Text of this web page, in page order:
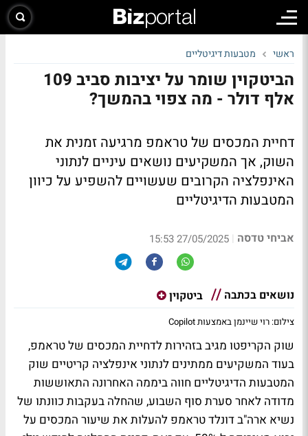
ראשי מטבעות דיגיטליים
הביטקוין שומר על יציבות סביב 109
אלף דולר - מה צפוי בהמשך?
דחיית המכסים של טראמפ מרגיעה זמנית את
השוק, אך המשקיעים נושאים עיניים לנתוני
האינפלציה הקרובים שעשויים להשפיע על כיוון
המטבעות הדיגיטליים
אביחי טדסה |
27/05/2025 15:53
נושאים בכתבה ביטקוין
צילום: רוי שיינמן באמצעות Copilot
שוק הקריפטו מגיב בזהירות לדחיית המכסים של טראמפ,
בעוד המשקיעים ממתינים לנתוני אינפלציה קריטיים שוק
המטבעות הדיגיטליים חווה ביממה האחרונה התאוששות
מדודה לאחר סערת סוף השבוע, שהחלה בעקבות כוונתו של
נשיא ארה"ב דונלד טראמפ להעלות את שיעור המכסים על